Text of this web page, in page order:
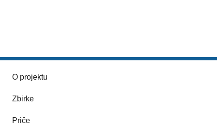
O projektu
Zbirke
Priče